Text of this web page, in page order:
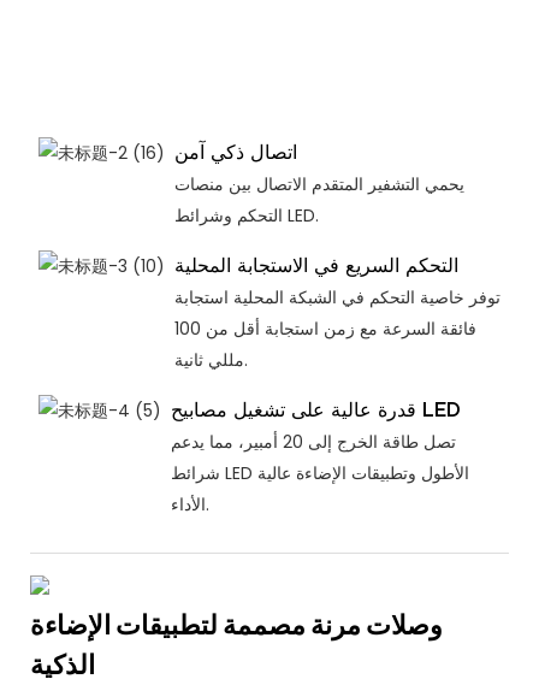
اتصال ذكي آمن
يحمي التشفير المتقدم الاتصال بين منصات
التحكم وشرائط LED.
التحكم السريع في الاستجابة المحلية
توفر خاصية التحكم في الشبكة المحلية استجابة
فائقة السرعة مع زمن استجابة أقل من 100
مللي ثانية.
قدرة عالية على تشغيل مصابيح LED
تصل طاقة الخرج إلى 20 أمبير، مما يدعم
شرائط LED الأطول وتطبيقات الإضاءة عالية
الأداء.
وصلات مرنة مصممة لتطبيقات الإضاءة
الذكية